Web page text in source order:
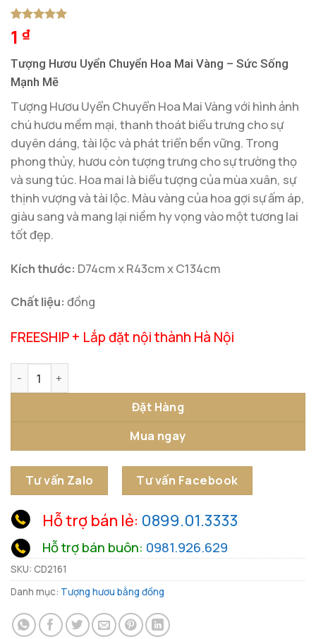
5trên 5
dựa trên
1
1 ₫
Tượng Hươu Uyển Chuyển Hoa Mai Vàng – Sức Sống
Mạnh Mẽ
Tượng Hươu Uyển Chuyển Hoa Mai Vàng với hình ảnh
chú hươu mềm mại, thanh thoát biểu trưng cho sự
duyên dáng, tài lộc và phát triển bền vững. Trong
phong thủy, hươu còn tượng trưng cho sự trường thọ
và sung túc. Hoa mai là biểu tượng của mùa xuân, sự
thịnh vượng và tài lộc. Màu vàng của hoa gợi sự ấm áp,
giàu sang và mang lại niềm hy vọng vào một tương lai
tốt đẹp.
Kích thước: D74cm x R43cm x C134cm
Chất liệu: đồng
FREESHIP + Lắp đặt nội thành Hà Nội
Đặt Hàng
Mua ngay
Tư vấn Zalo Tư vấn Facebook
Hỗ trợ bán lẻ: 0899.01.3333
Hỗ trợ bán buôn: 0981.926.629
SKU: CD2161
Danh mục: Tượng hươu bằng đồng